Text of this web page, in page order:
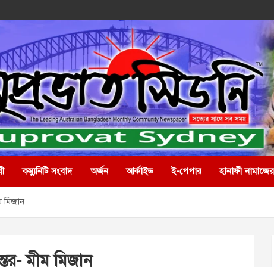
কম্যুনিটি সংবাদ অর্জন আর্কাইভ ই-পেপার হানাফী
মিজান
মীম মিজান